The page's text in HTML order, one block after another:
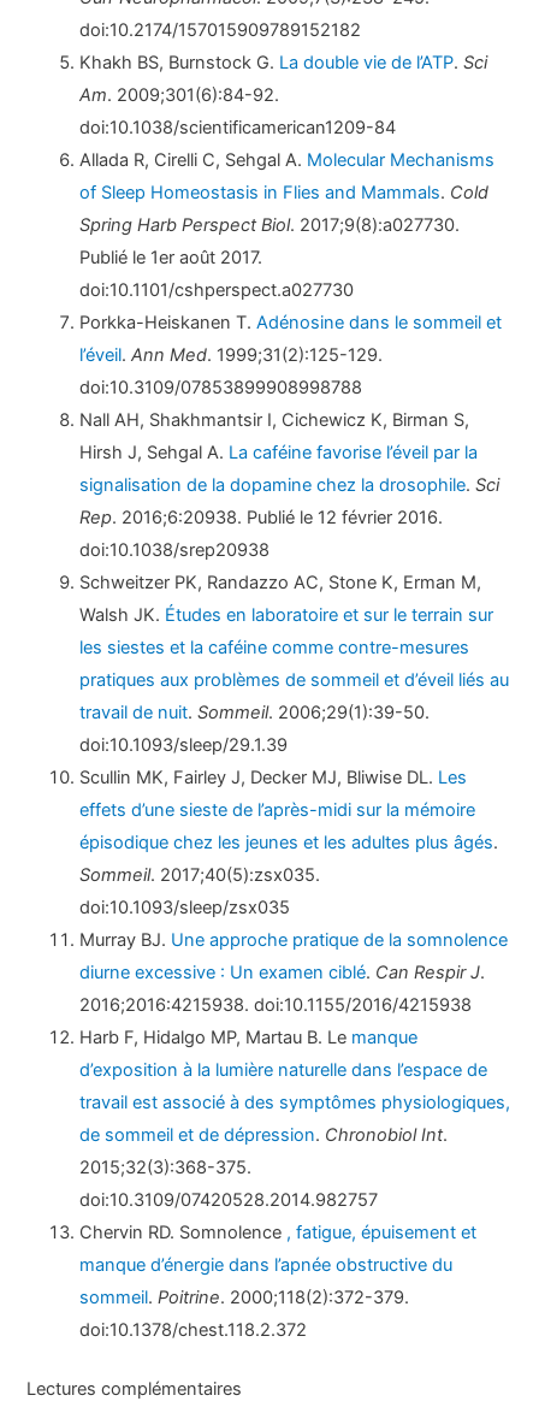
doi:10.2174/157015909789152182
Khakh BS, Burnstock G. La double vie de l’ATP.Sci
Am. 2009;301(6):84-92.
doi:10.1038/scientificamerican1209-84
Allada R, Cirelli C, Sehgal A. Molecular Mechanisms
of Sleep Homeostasis in Flies and Mammals. Cold
Spring Harb Perspect Biol. 2017;9(8):a027730.
Publié le 1er août 2017.
doi:10.1101/cshperspect.a027730
Porkka-Heiskanen T.Adénosine dans le sommeil et
l’éveil.Ann Med. 1999;31(2):125-129.
doi:10.3109/07853899908998788
Nall AH, Shakhmantsir I, Cichewicz K, Birman S,
Hirsh J, Sehgal A. La caféine favorise l’éveil par la
signalisation de la dopamine chez la drosophile.Sci
Rep. 2016;6:20938. Publié le 12 février 2016.
doi:10.1038/srep20938
Schweitzer PK, Randazzo AC, Stone K, Erman M,
Walsh JK. Études en laboratoire et sur le terrain sur
les siestes et la caféine comme contre-mesures
pratiques aux problèmes de sommeil et d’éveil liés au
travail de nuit.Sommeil. 2006;29(1):39-50.
doi:10.1093/sleep/29.1.39
Scullin MK, Fairley J, Decker MJ, Bliwise DL. Les
effets d’une sieste de l’après-midi sur la mémoire
épisodique chez les jeunes et les adultes plus âgés.
Sommeil. 2017;40(5):zsx035.
doi:10.1093/sleep/zsx035
Murray BJ. Une approche pratique de la somnolence
diurne excessive : Un examen ciblé. Can Respir J.
2016;2016:4215938. doi:10.1155/2016/4215938
Harb F, Hidalgo MP, Martau B. Le manque
d’exposition à la lumière naturelle dans l’espace de
travail est associé à des symptômes physiologiques,
de sommeil et de dépression. Chronobiol Int.
2015;32(3):368-375.
doi:10.3109/07420528.2014.982757
Chervin RD. Somnolence , fatigue, épuisement et
manque d’énergie dans l’apnée obstructive du
sommeil.Poitrine. 2000;118(2):372-379.
doi:10.1378/chest.118.2.372
Lectures complémentaires